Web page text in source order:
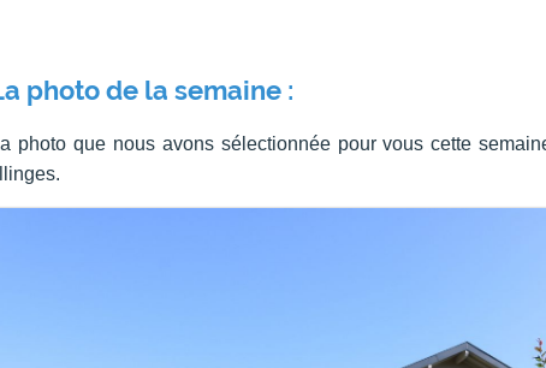
photo de la semaine :
photo que nous avons sélectionnée pour vous cette